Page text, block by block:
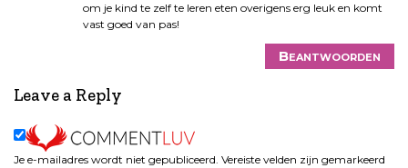
om je kind te zelf te leren eten overigens erg leuk en komt
vast goed van pas!
Beantwoorden
Leave a Reply
Je e-mailadres wordt niet gepubliceerd. Vereiste velden zijn gemarkeerd